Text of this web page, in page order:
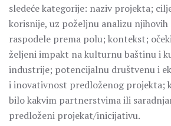
sledeće kategorije: naziv projekta;
korisnije, uz poželjnu analizu
raspodele prema polu; kontekst;
željeni impakt na kulturnu baštinu i
industrije; potencijalnu društvenu i
i inovativnost predloženog projekta;
bilo kakvim partnerstvima ili
predloženi projekat/inicijativu.